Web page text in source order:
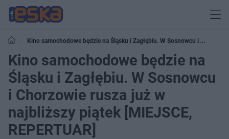
Kino samochodowe będzie na Śląsku i Zagłębiu. W Sosnowcu i
Chorzowie rusza już w najbliższy piątek [MIEJSCE, REPERTUAR]
Kino samochodowe będzie na
Śląsku i Zagłębiu. W Sosnowcu
i Chorzowie rusza już w
najbliższy piątek [MIEJSCE,
REPERTUAR]